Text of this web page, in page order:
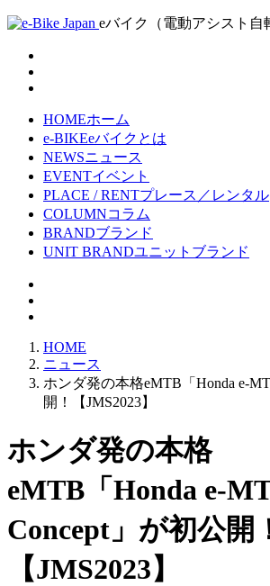
eバイク（電動アシスト自
HOMEホーム
e-BIKEeバイクとは
NEWSニュース
EVENTイベント
PLACE / RENTプレース／レンタル
COLUMNコラム
BRANDブランド
UNIT BRANDユニットブランド
HOME
ニュース
ホンダ発の本格eMTB「Honda e-
開！【JMS2023】
ホンダ発の本格
eMTB「Honda e-
Concept」が初公開
【JMS2023】